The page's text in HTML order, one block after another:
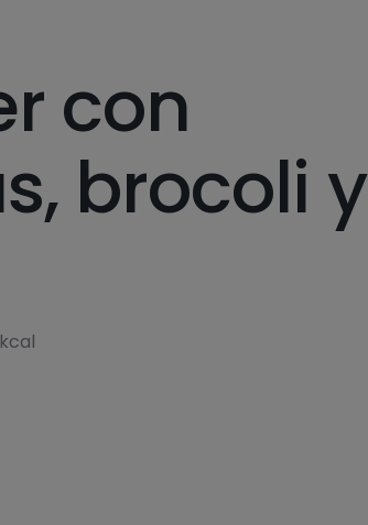
con
brocoli y